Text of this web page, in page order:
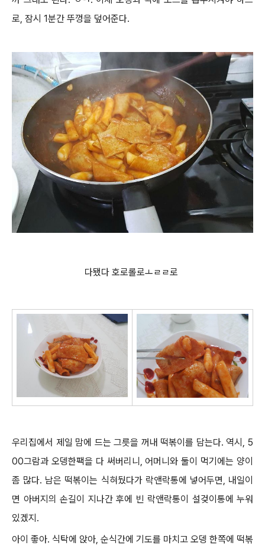
로, 잠시 1분간 뚜껑을 덮어준다.
다됐다 호로롤로ㅗㄹㄹ로
우리집에서 제일 맘에 드는 그릇을 꺼내 떡볶이를 담는다.역시, 5
00그람과 오뎅한팩을 다 써버리니, 어머니와 둘이 먹기에는 양이
좀 많다. 남은 떡볶이는 식혀뒀다가 락앤락통에 넣어두면, 내일이
면 아버지의 손길이 지나간 후에 빈 락앤락통이 설겆이통에 누워
있겠지.
아이 좋아. 식탁에 앉아, 순식간에 기도를 마치고 오뎅 한쪽에 떡볶